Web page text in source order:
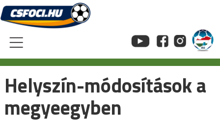
Skip
to
content
Helyszín-módosítások a
megyeegyben